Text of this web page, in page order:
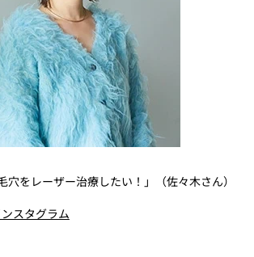
穴をレーザー治療したい！」（佐々木さん）
スタグラム